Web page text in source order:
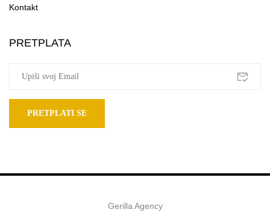
Kontakt
PRETPLATA
Gerilla Agency